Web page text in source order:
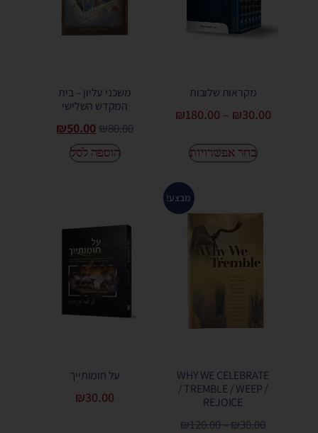
מקראות שלובות
₪30.00
–
₪180.00
בחר אפשרויות
משכני עליון – בית
המקדש השלישי
₪80.00
₪50.00
הוספה לסל
מבצע!
WHY WE CELEBRATE
/ TREMBLE / WEEP /
REJOICE
₪30.00
–
₪120.00
על חומותייך
₪30.00